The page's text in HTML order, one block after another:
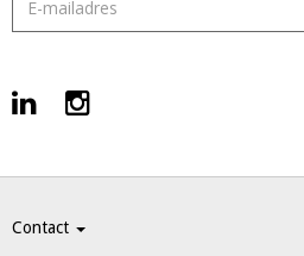
Contact